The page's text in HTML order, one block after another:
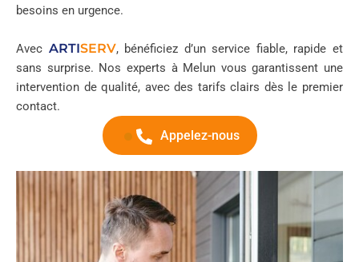
besoins en urgence.
Avec ARTISERV, bénéficiez d’un service fiable, rapide et
sans surprise. Nos experts à Melun vous garantissent une
intervention de qualité, avec des tarifs clairs dès le premier
contact.
Appelez-nous